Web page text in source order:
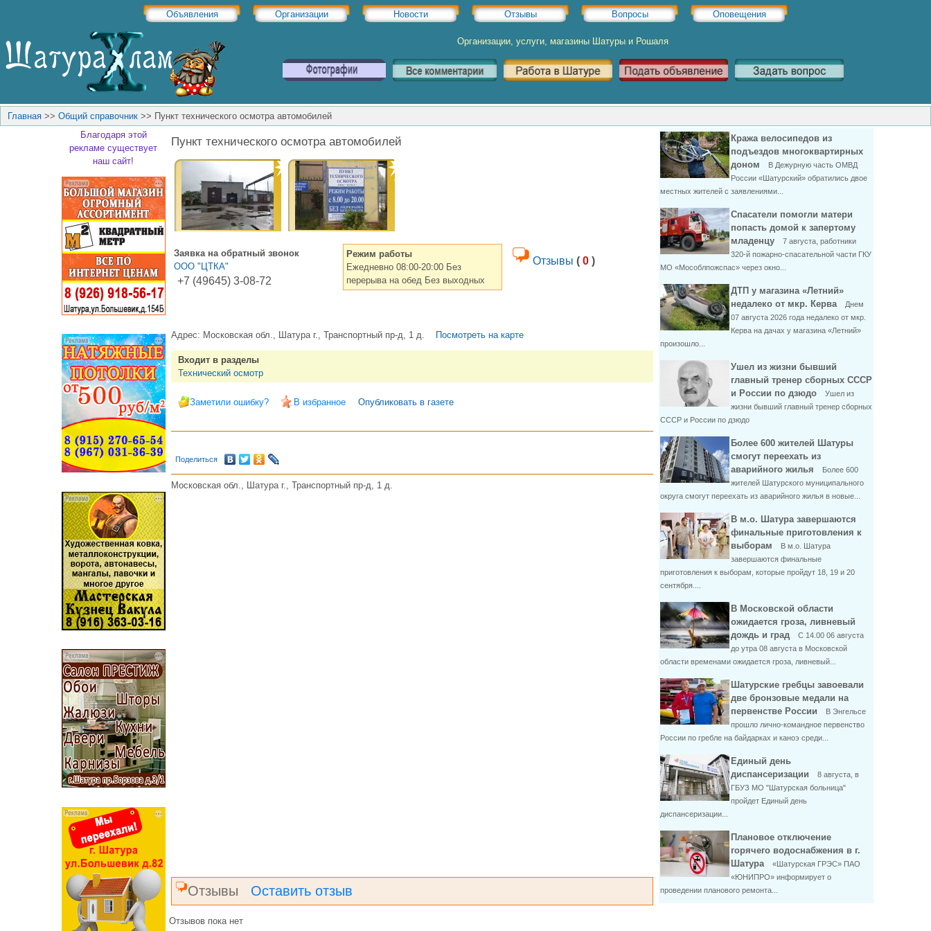
Объявления Организации Новости Отзывы Вопросы Оповещения
Организации, услуги, магазины Шатуры и Рошаля
Главная >> Общий справочник >> Пункт технического осмотра автомобилей
Благодаря этой
рекламе существует
наш сайт!
Пункт технического осмотра автомобилей
Заявка на обратный звонок
ООО "ЦТКА"
+7 (49645) 3-08-72
Режим работы
Ежедневно 08:00-20:00 Без
перерыва на обед Без выходных
Отзывы ( 0)
Адрес: Московская обл., Шатура г., Транспортный пр-д, 1 д. Посмотреть на карте
Входит в разделы
Технический осмотр
Заметили ошибку? В избранное Опубликовать в газете
Поделиться
Московская обл., Шатура г., Транспортный пр-д, 1 д.
Отзывы Оставить отзыв
Отзывов пока нет
Кража велосипедов из
подъездов многоквартирных
доном
В Дежурную часть ОМВД
России «Шатурский» обратились двое
местных жителей с заявлениями...
Спасатели помогли матери
попасть домой к запертому
младенцу
7 августа, работники
320-й пожарно-спасательной части ГКУ
МО «Мособлпожспас» через окно...
ДТП у магазина «Летний»
недалеко от мкр. Керва
Днем
07 августа 2026 года недалеко от мкр.
Керва на дачах у магазина «Летний»
произошло...
Ушел из жизни бывший
главный тренер сборных СССР
и России по дзюдо
Ушел из
жизни бывший главный тренер сборных
СССР и России по дзюдо
Более 600 жителей Шатуры
смогут переехать из
аварийного жилья
Более 600
жителей Шатурского муниципального
округа смогут переехать из аварийного жилья в новые...
В м.о. Шатура завершаются
финальные приготовления к
выборам
В м.о. Шатура
завершаются финальные
приготовления к выборам, которые пройдут 18, 19 и 20
сентября....
В Московской области
ожидается гроза, ливневый
дождь и град
С 14.00 06 августа
до утра 08 августа в Московской
области временами ожидается гроза, ливневый...
Шатурские гребцы завоевали
две бронзовые медали на
первенстве России
В Энгельсе
прошло лично-командное первенство
России по гребле на байдарках и каноэ среди...
Единый день
диспансеризации
8 августа, в
ГБУЗ МО "Шатурская больница"
пройдет Единый день
диспансеризации...
Плановое отключение
горячего водоснабжения в г.
Шатура
«Шатурская ГРЭС» ПАО
«ЮНИПРО» информирует о
проведении планового ремонта...